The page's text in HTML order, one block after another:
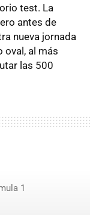
test. La
antes de
nueva jornada
oval, al más
las 500
1